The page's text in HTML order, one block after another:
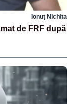
Ionuț Nichita
de FRF după